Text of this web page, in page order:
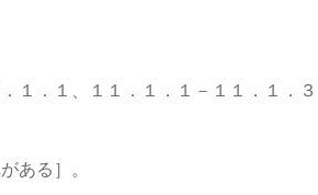
１．１、１１．１．１－１１．１．３
ある］。